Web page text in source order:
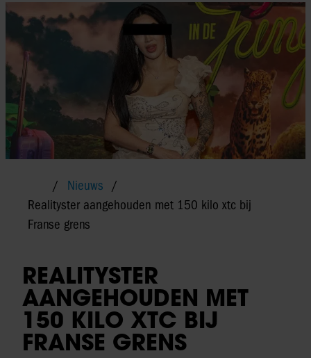
Nieuws
Realityster aangehouden met 150 kilo xtc bij
Franse grens
REALITYSTER
AANGEHOUDEN MET
150 KILO XTC BIJ
FRANSE GRENS